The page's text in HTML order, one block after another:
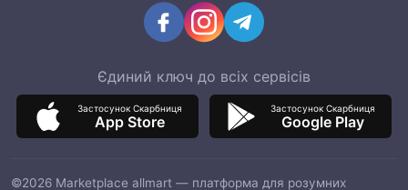
Єдиний ключ до всіх сервісів
Застосунок Скарбниця
App Store
Застосунок Скарбниця
Google Play
©2026 Marketplace allmart — платформа для розумних